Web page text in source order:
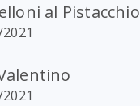
al Pistacchio